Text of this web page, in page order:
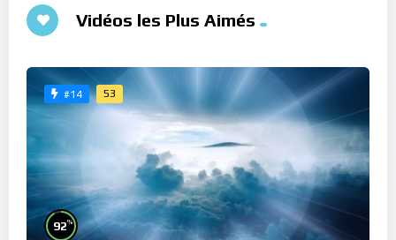
Vidéos les Plus Aimés
#14 53
92%